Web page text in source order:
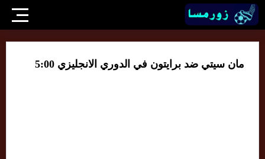
مان سيتي ضد برايتون في الدوري الانجليزي 5:00